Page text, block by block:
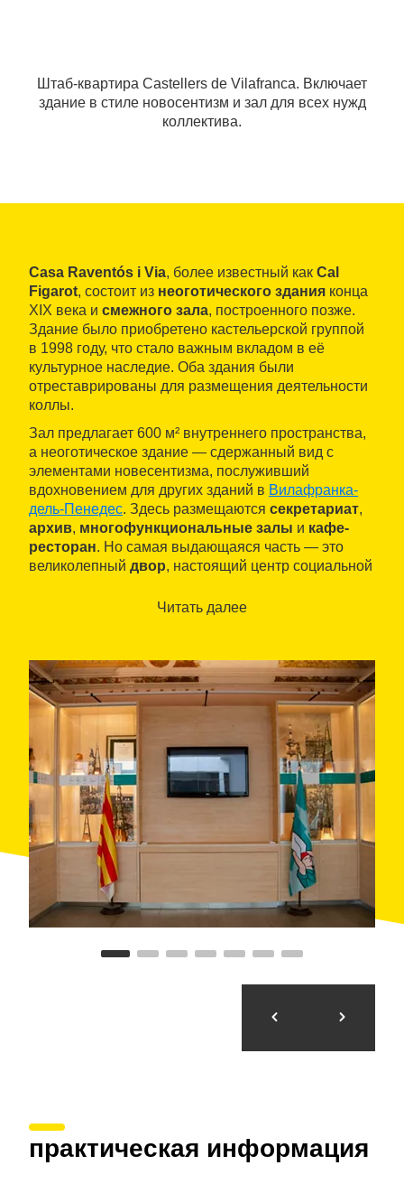
Штаб-квартира Castellers de Vilafranca. Включает
здание в стиле новосентизм и зал для всех нужд
коллектива.
Casa Raventós i Via, более известный как Cal
Figarot, состоит из неоготического здания конца
XIX века и смежного зала, построенного позже.
Здание было приобретено кастельерской группой
в 1998 году, что стало важным вкладом в её
культурное наследие. Оба здания были
отреставрированы для размещения деятельности
коллы.
Зал предлагает 600 м² внутреннего пространства,
а неоготическое здание — сдержанный вид с
элементами новесентизма, послуживший
вдохновением для других зданий в Вилафранка-
дель-Пенедес. Здесь размещаются секретариат,
архив, многофункциональные залы и кафе-
ресторан. Но самая выдающаяся часть — это
великолепный двор, настоящий центр социальной
Читать далее
практическая информация